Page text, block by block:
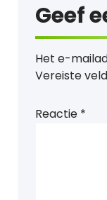
Geef
Het e-
Vereiste
Reactie *